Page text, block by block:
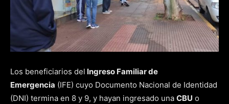
Los beneficiarios del Ingreso Familiar de
Emergencia (IFE) cuyo Documento Nacional de Identidad
(DNI) termina en 8 y 9, y hayan ingresado una CBU o